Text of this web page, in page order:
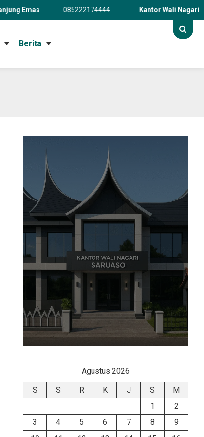
085222174444 Kantor Wali Nagari 0752-
Berita
Agustus 2026
S S R K J S
M
1
2
3
4 5 6 7 8
9